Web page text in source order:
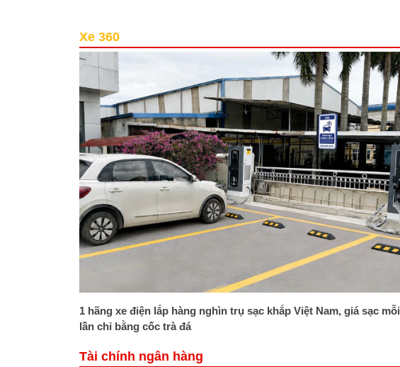
Xe 360
1 hãng xe điện lắp hàng nghìn trụ sạc khắp Việt Nam, giá sạc mỗi
lần chỉ bằng cốc trà đá
Tài chính ngân hàng